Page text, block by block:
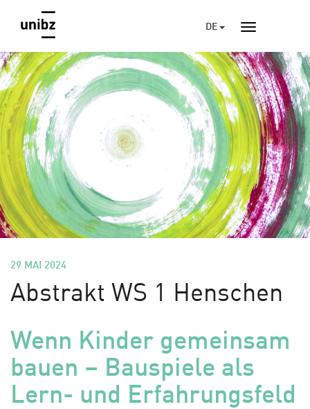
DE
29 MAI 2024
Abstrakt WS 1 Henschen
Wenn Kinder gemeinsam
bauen – Bauspiele als
Lern- und Erfahrungsfeld